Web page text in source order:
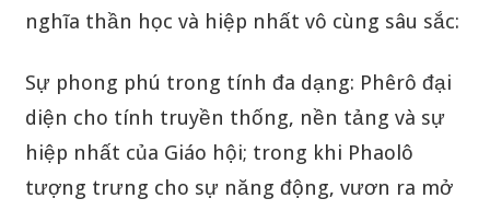
nghĩa thần học và hiệp nhất vô cùng sâu sắc:
Sự phong phú trong tính đa dạng: Phêrô đại
diện cho tính truyền thống, nền tảng và sự
hiệp nhất của Giáo hội; trong khi Phaolô
tượng trưng cho sự năng động, vươn ra mở